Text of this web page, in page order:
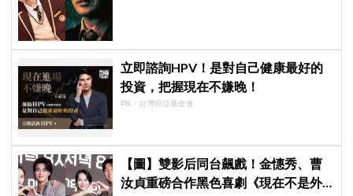
立即諮詢HPV！是對自己健康最好的
投資，把握現在不嫌晚！
PR・台灣癌症基金會
【圖】雙影后同台飆戲！金憓秀、曹
汝貞重磅合作黑色喜劇《現在不是外